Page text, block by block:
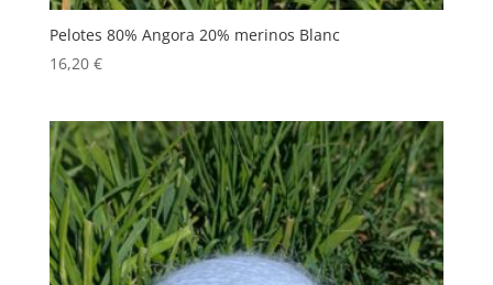
Pelotes 80% Angora 20% merinos Blanc
16,20 €